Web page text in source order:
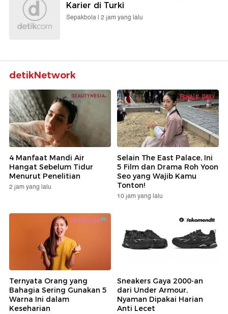
Karier di Turki
Sepakbola | 2 jam yang lalu
detikNetwork
4 Manfaat Mandi Air
Hangat Sebelum Tidur
Menurut Penelitian
2 jam yang lalu
Selain The East Palace, Ini
5 Film dan Drama Roh Yoon
Seo yang Wajib Kamu
Tonton!
10 jam yang lalu
Ternyata Orang yang
Bahagia Sering Gunakan 5
Warna Ini dalam
Keseharian
Sneakers Gaya 2000-an
dari Under Armour,
Nyaman Dipakai Harian
Anti Lecet